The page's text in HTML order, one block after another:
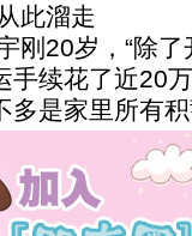
此溜走
20岁，“除了
手续花了近20
多是家里所有